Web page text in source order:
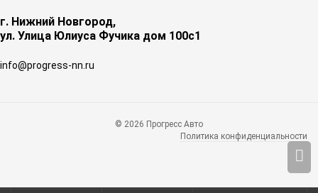
г. Нижний Новгород,
ул. Улица Юлиуса Фучика дом 100с1
info@progress-nn.ru
© 2026 Прогресс Авто
Политика конфиденциальности